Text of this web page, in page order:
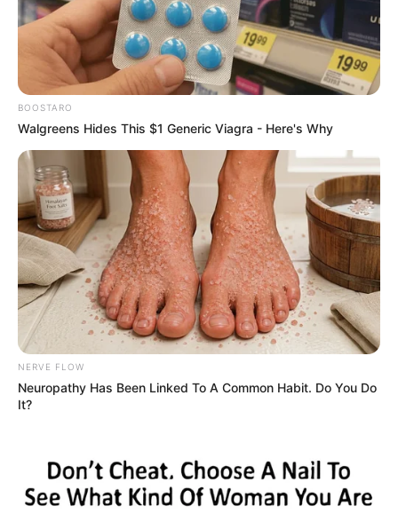
BOOSTARO
Walgreens Hides This $1 Generic Viagra - Here's Why
NERVE FLOW
Neuropathy Has Been Linked To A Common Habit. Do You Do
It?